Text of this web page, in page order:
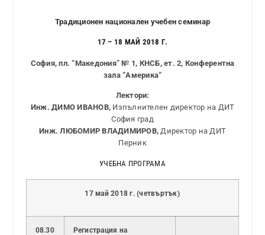
Традиционен национален учебен семинар
17 – 18 МАЙ 2018 Г.
София, пл. “Македония” № 1, КНСБ, ет. 2, Конферентна
зала “Америка“
Лектори:
Инж. ДИМО ИВАНОВ, Изпълнителен директор на ДИТ
София град
Инж. ЛЮБОМИР ВЛАДИМИРОВ, Директор на ДИТ
Перник
УЧЕБНА ПРОГРАМА
17 май 2018 г. (четвъртък)
08.30
Регистрация на